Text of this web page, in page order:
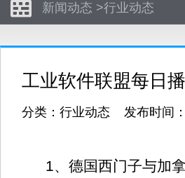
新闻动态 >行业动态
工业软件联盟每日
分类： 行业动态 发布时间
1、德国西门子与加